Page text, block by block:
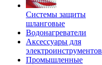
Системы защиты
шланговые
Водонагреватели
Аксессуары для
электроинструментов
Промышленные